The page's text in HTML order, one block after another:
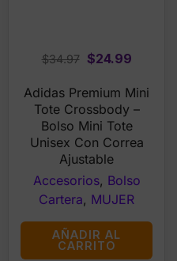
$34.97
Original
was:
$34.97.
$24.99
is:
$24.99.
Adidas Premium Mini
Tote Crossbody –
Bolso Mini Tote
Unisex Con Correa
Ajustable
Accesorios, Bolso
Cartera, MUJER
AÑADIR AL
CARRITO